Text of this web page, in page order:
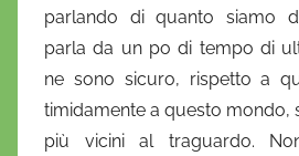
a
D
'
O
n
parlando di quanto siamo
parla da un po di tempo di
ne sono sicuro, rispetto a
timidamente a questo mondo,
più vicini al traguardo.